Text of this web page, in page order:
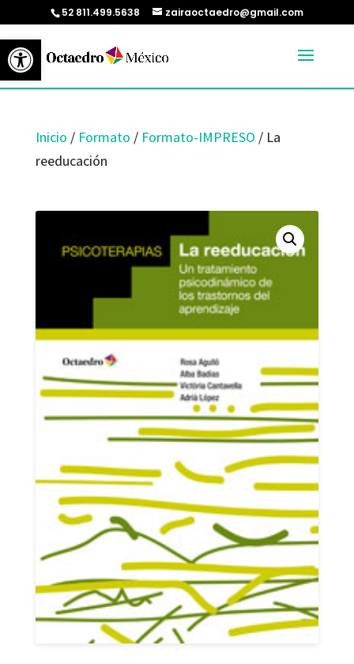
Abrir barra de herramientas
52 811.499.5638 zairaoctaedro@gmail.com
Inicio / Formato / Formato-IMPRESO / La
reeducación